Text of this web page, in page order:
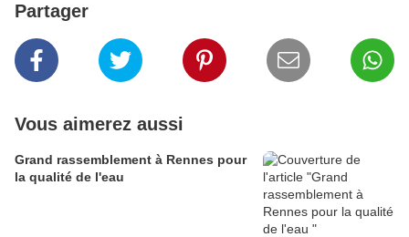
Partager
Vous aimerez aussi
Grand rassemblement à Rennes pour
la qualité de l'eau